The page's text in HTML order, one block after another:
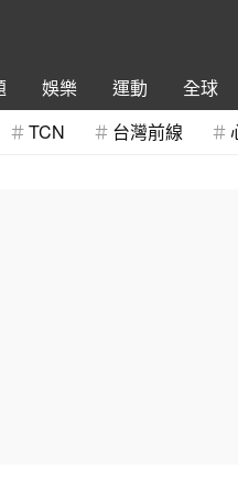
娛樂 運動 全球
TCN 台灣前線